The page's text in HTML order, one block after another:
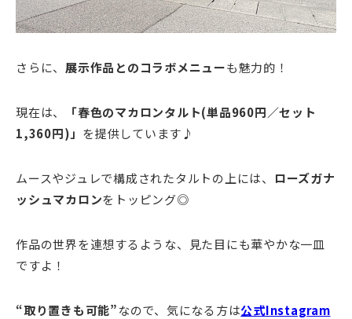
さらに、 展示作品とのコラボメニューも魅力的！
現在は、
「春色のマカロンタルト(単品960円／セット
1,360円)」 を提供しています♪
ムースやジュレで構成されたタルトの上には、
ローズガナ
ッシュマカロンをトッピング◎
作品の世界を連想するような、見た目にも華やかな一皿
ですよ！
“取り置きも可能”なので、気になる方は公式Instagram